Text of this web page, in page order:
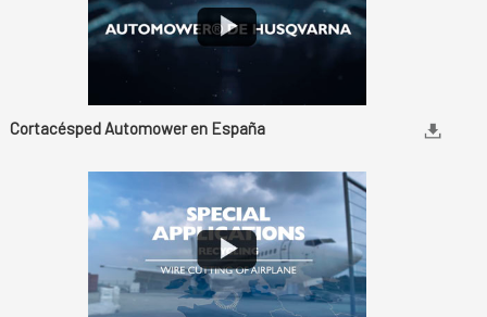
Cortacésped Automower en España